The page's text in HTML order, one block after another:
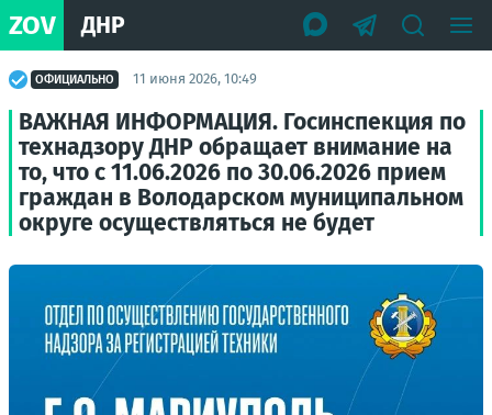
ZOV ДНР
ОФИЦИАЛЬНО 11 июня 2026, 10:49
ВАЖНАЯ ИНФОРМАЦИЯ. Госинспекция по
технадзору ДНР обращает внимание на
то, что с 11.06.2026 по 30.06.2026 прием
граждан в Володарском муниципальном
округе осуществляться не будет